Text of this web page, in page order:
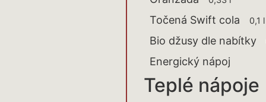
Točená Swift cola 0,1
Bio džusy dle nabítky
Energický nápoj
Teplé nápoje